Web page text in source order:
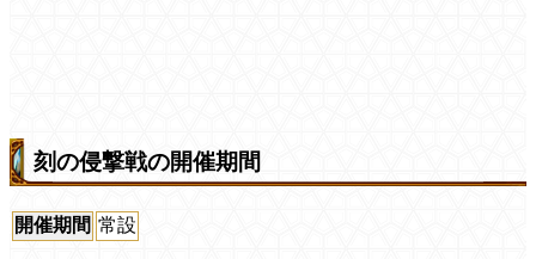
刻の侵撃戦の開催期間
開催期間 常設